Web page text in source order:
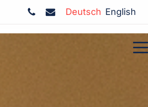
Deutsch English